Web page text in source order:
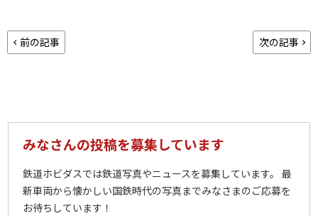
前の記事 次の記事
みなさんの投稿を募集しています
鉄道ホビダスでは鉄道写真やニュースを募集しています。 最
新車両から懐かしい国鉄時代の写真までみなさまのご応募を
お待ちしています！